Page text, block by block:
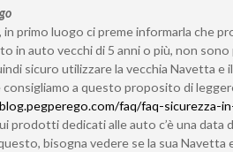
primo luogo ci preme informarla che
in auto vecchi di 5 anni o più, non sono
sicuro utilizzare la vecchia Navetta e
consigliamo a questo proposito di
faq/faq-sicurezza-
prodotti dedicati alle auto c’è una data
bisogna vedere se la sua Navetta